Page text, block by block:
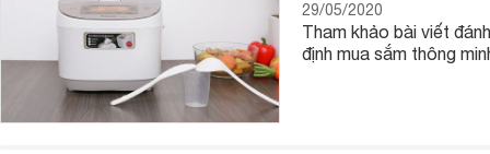
Nồi cơm điện Panasonic có bao nhiêu loại?
Một trong những yếu tố giúp nồi cơm điện Panasonic trở
đa dạng trong mẫu mã và chủng loại. Hiện sản phẩm này
29/05/2020
Tham khảo bài viết
định mua sắm thông